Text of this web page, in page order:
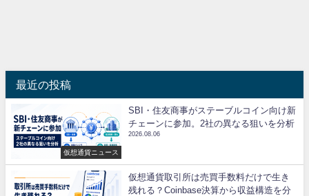
最近の投稿
仮想通貨ニュース
SBI・住友商事がステーブルコイン向け新
チェーンに参加。2社の異なる狙いを分析
2026.08.06
仮想通貨取引所は売買手数料だけで生き
残れる？Coinbase決算から収益構造を分